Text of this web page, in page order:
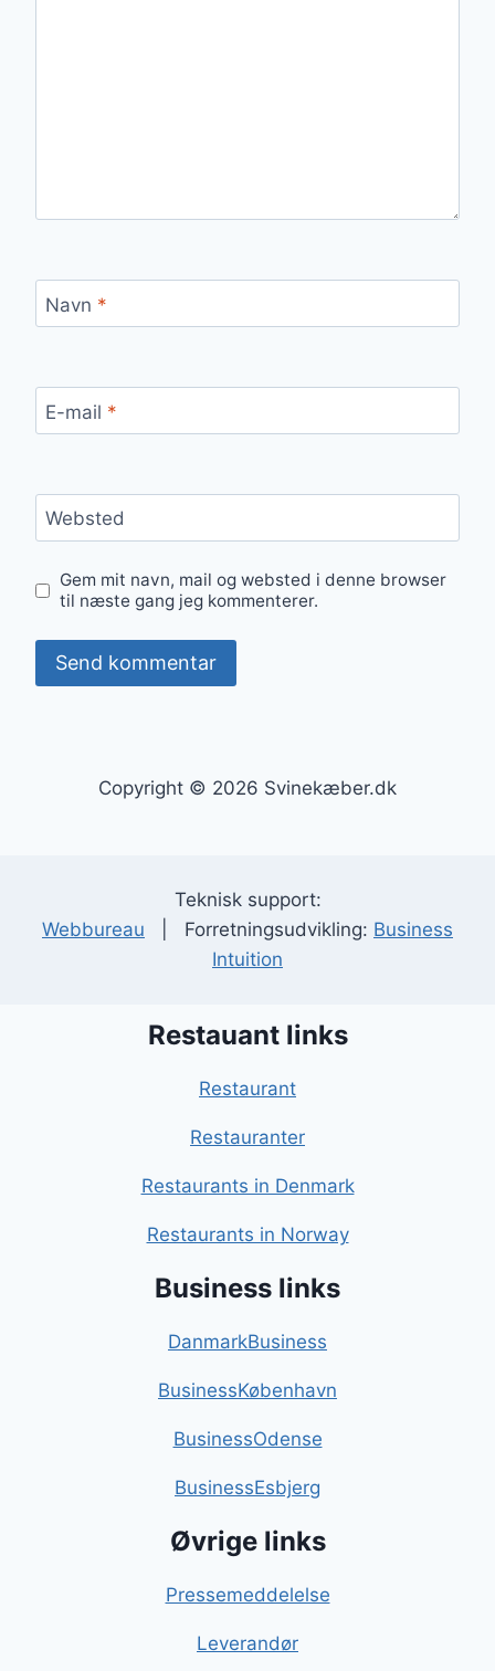
Navn *
E-mail *
Websted
Gem mit navn, mail og websted i denne browser
til næste gang jeg kommenterer.
Copyright © 2026 Svinekæber.dk
Teknisk support:
Webbureau | Forretningsudvikling: Business
Intuition
Restauant links
Restaurant
Restauranter
Restaurants in Denmark
Restaurants in Norway
Business links
DanmarkBusiness
BusinessKøbenhavn
BusinessOdense
BusinessEsbjerg
Øvrige links
Pressemeddelelse
Leverandør